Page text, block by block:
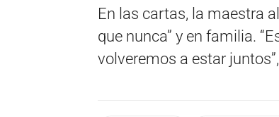
En las cartas, la maestra
que nunca” y en familia.
volveremos a estar